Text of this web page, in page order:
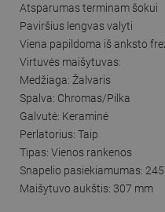
Atsparumas terminam šokui
Paviršius lengvas valyti
Viena papildoma iš anksto
Virtuvės maišytuvas:
Medžiaga: Žalvaris
Spalva: Chromas/Pilka
Galvutė: Keraminė
Perlatorius: Taip
Tipas: Vienos rankenos
Snapelio pasiekiamumas:
Maišytuvo aukštis: 307 mm